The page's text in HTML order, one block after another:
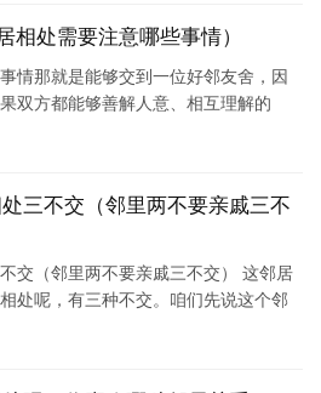
处需要注意哪些事情）
情那就是能够交到一位好邻友舍，因
双方都能够善解人意、相互理解的
三不交（邻里两不要亲戚三不
交（邻里两不要亲戚三不交） 这邻居
处呢，有三种不交。咱们先说这个邻